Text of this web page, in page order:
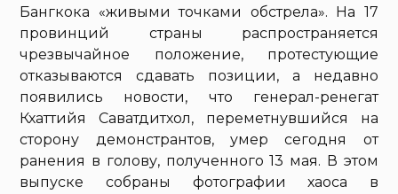
Бангкока «живыми точками обстрела». На 17
провинций страны распространяется
чрезвычайное положение, протестующие
отказываются сдавать позиции, а недавно
появились новости, что генерал-ренегат
Кхаттийя Саватдитхол, переметнувшийся на
сторону демонстрантов, умер сегодня от
ранения в голову, полученного 13 мая. В этом
выпуске собраны фотографии хаоса в